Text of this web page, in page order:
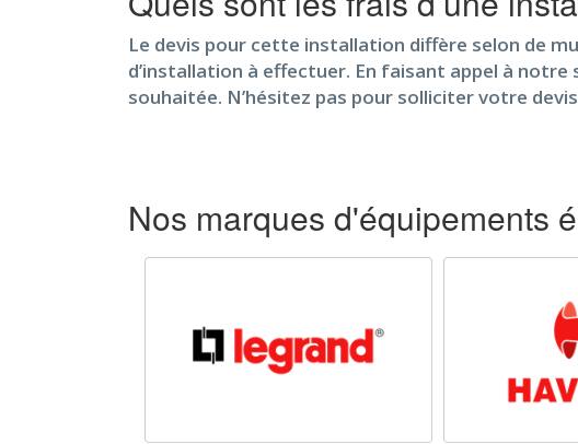
Le devis pour cette installation diffère selon de
d’installation à effectuer. En faisant appel à
souhaitée. N’hésitez pas pour solliciter votre
Nos marques d'équipements